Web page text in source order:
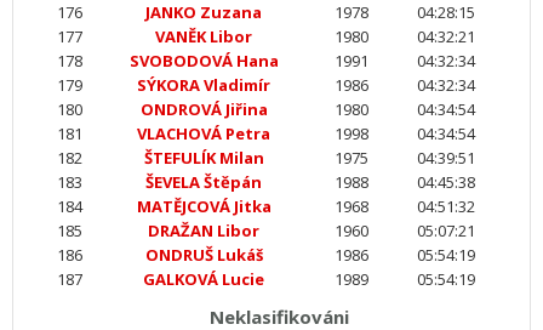
176
JANKO Zuzana 1978
04:28:15
177
VANĚK Libor 1980
04:32:21
178
SVOBODOVÁ Hana 1991
04:32:34
179
SÝKORA Vladimír 1986
04:32:34
180
ONDROVÁ Jiřina 1980
04:34:54
181
VLACHOVÁ Petra 1998
04:34:54
182
ŠTEFULÍK Milan 1975
04:39:51
183
ŠEVELA Štěpán 1988
04:45:38
184
MATĚJCOVÁ Jitka 1968
04:51:32
185
DRAŽAN Libor 1960
05:07:21
186
ONDRUŠ Lukáš 1986
05:54:19
187
GALKOVÁ Lucie 1989 05:54:19
Neklasifikováni